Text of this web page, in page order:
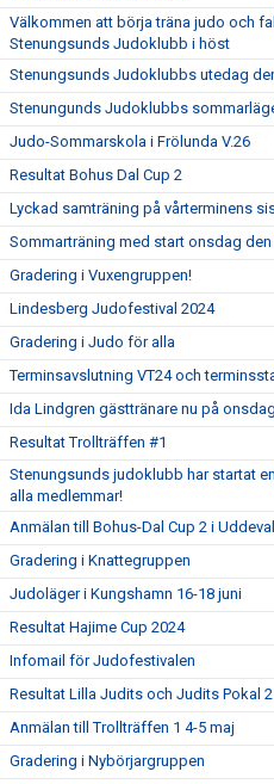
Välkommen att börja träna judo och
Stenungsunds Judoklubb i höst
Stenungsunds Judoklubbs utedag
Stenungunds Judoklubbs
Judo-Sommarskola i Frölunda V.26
Resultat Bohus Dal Cup 2
Lyckad samträning på vårterminens
Sommarträning med start onsdag den
Gradering i Vuxengruppen!
Lindesberg Judofestival 2024
Gradering i Judo för alla
Terminsavslutning VT24 och
Ida Lindgren gästtränare nu på
Resultat Trollträffen #1
Stenungsunds judoklubb har startat
alla medlemmar!
Anmälan till Bohus-Dal Cup 2 i
Gradering i Knattegruppen
Judoläger i Kungshamn 16-18 juni
Resultat Hajime Cup 2024
Infomail för Judofestivalen
Resultat Lilla Judits och Judits Pokal 2
Anmälan till Trollträffen 1 4-5 maj
Gradering i Nybörjargruppen